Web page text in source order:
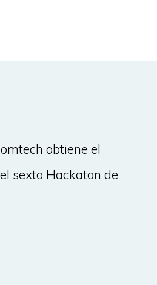
obtiene el
sexto Hackaton de